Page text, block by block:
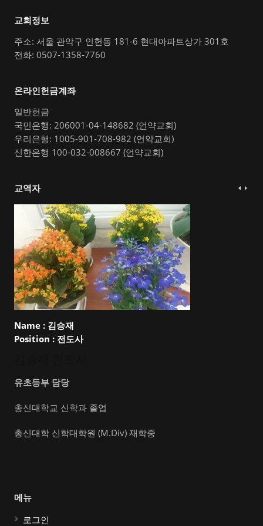
교회정보
주소: 서울 관악구 인헌동 181-6 현대아파트상가 301호
전화: 0507-1358-7760
온라인헌금계좌
일반헌금
국민은행: 206001-04-148682 (언약교회)
우리은행: 1005-901-708-982 (언약교회)
신한은행 100-032-008667 (언약교회)
교역자
Name : 김승재
Position : 전도사
유초등부 담당
총신대학교 신학과 졸업
총신대학 신학대학원 (M.Div) 재학중
메뉴
로그인